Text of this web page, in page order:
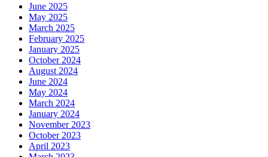
June 2025
May 2025
March 2025
February 2025
January 2025
October 2024
August 2024
June 2024
May 2024
March 2024
January 2024
November 2023
October 2023
April 2023